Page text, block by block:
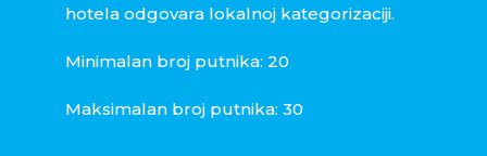
hotela odgovara lokalnoj kategorizaciji.
Minimalan broj putnika: 20
Maksimalan broj putnika: 30